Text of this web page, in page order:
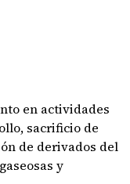
en actividades
sacrificio de
de derivados del
y